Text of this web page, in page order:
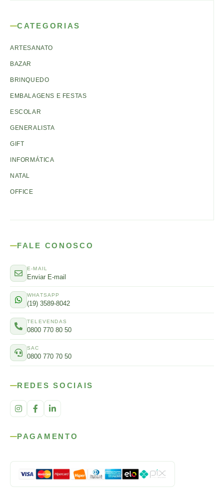
CATEGORIAS
ARTESANATO
BAZAR
BRINQUEDO
EMBALAGENS E FESTAS
ESCOLAR
GENERALISTA
GIFT
INFORMÁTICA
NATAL
OFFICE
FALE CONOSCO
E-MAIL
Enviar E-mail
WHATSAPP
(19) 3589-8042
TELEVENDAS
0800 770 80 50
SAC
0800 770 70 50
REDES SOCIAIS
PAGAMENTO